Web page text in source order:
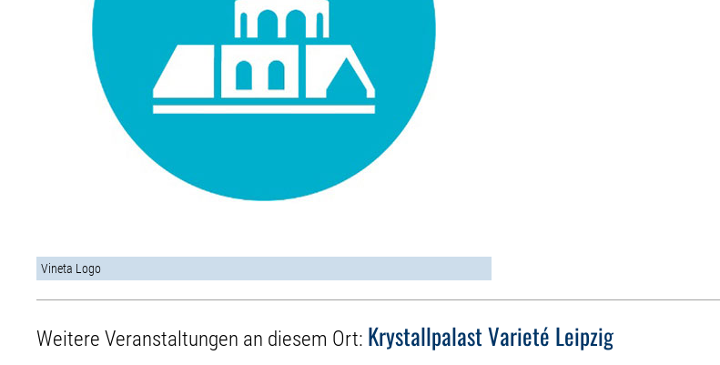
Vineta Logo
Weitere Veranstaltungen an diesem Ort: Krystallpalast Varieté Leipzig